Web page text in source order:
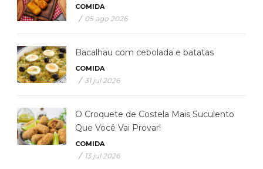
COMIDA
/ 05 ago 2026
Bacalhau com cebolada e batatas
COMIDA
/ 31 jul 2026
O Croquete de Costela Mais Suculento
Que Você Vai Provar!
COMIDA
/ 13 jul 2026